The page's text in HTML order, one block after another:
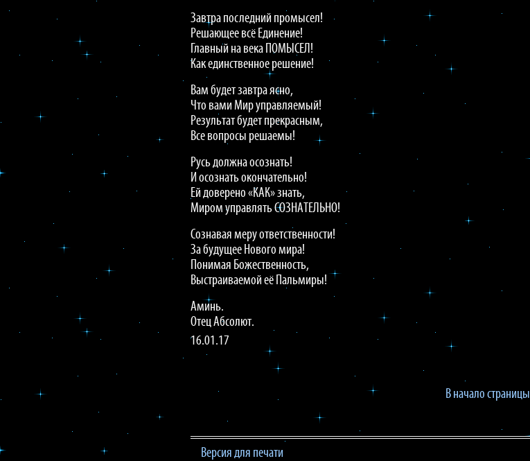
Завтра последний промысел!
Решающее всё Единение!
Главный на века ПОМЫСЕЛ!
Как единственное решение!
Вам будет завтра ясно,
Что вами Мир управляемый!
Результат будет прекрасным,
Все вопросы решаемы!
Русь должна осознать!
И осознать окончательно!
Ей доверено «КАК» знать,
Миром управлять СОЗНАТЕЛЬНО!
Сознавая меру ответственности!
За будущее Нового мира!
Понимая Божественность,
Выстраиваемой её Пальмиры!
Аминь.
Отец Абсолют.
16.01.17
В начало страницы
Версия для печати